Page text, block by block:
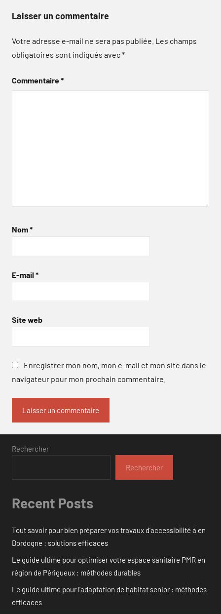
Laisser un commentaire
Votre adresse e-mail ne sera pas publiée. Les champs
obligatoires sont indiqués avec*
Commentaire*
Nom*
E-mail *
Site web
Enregistrer mon nom, mon e-mail et mon site dans le
navigateur pour mon prochain commentaire.
Rechercher
Rechercher
Recent Posts
Tout savoir pour bien préparer vos travaux d’accessibilité à en
Dordogne : solutions efficaces
Le guide ultime pour optimiser votre espace sanitaire PMR en
région de Périgueux : méthodes durables
Le guide ultime pour l’adaptation de habitat senior : méthodes
efficaces